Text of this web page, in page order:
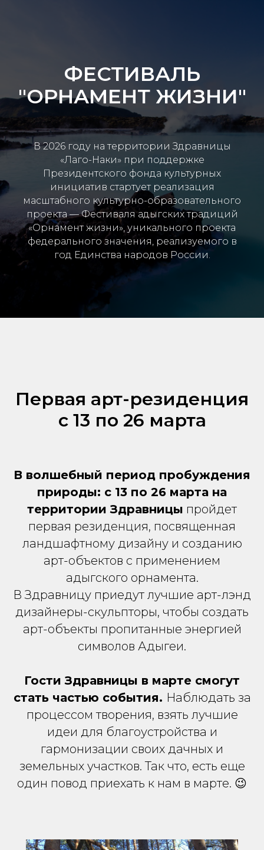
ФЕСТИВАЛЬ
"ОРНАМЕНТ ЖИЗНИ"
В 2026 году на территории Здравницы
«Лаго-Наки» при поддержке
Президентского фонда культурных
инициатив стартует реализация
масштабного культурно-образовательного
проекта — Фестиваля адыгских традиций
«Орнамент жизни», уникального проекта
федерального значения, реализуемого в
год Единства народов России.
Первая арт-резиденция
с 13 по 26 марта
В волшебный период пробуждения
природы: с 13 по 26 марта на
территории Здравницы пройдет
первая резиденция, посвященная
ландшафтному дизайну и созданию
арт-объектов с применением
адыгского орнамента.
В Здравницу приедут лучшие арт-лэнд
дизайнеры-скульпторы, чтобы создать
арт-объекты пропитанные энергией
символов Адыгеи.
Гости Здравницы в марте смогут
стать частью события. Наблюдать за
процессом творения, взять лучшие
идеи для благоустройства и
гармонизации своих дачных и
земельных участков. Так что, есть еще
один повод приехать к нам в марте. 😉